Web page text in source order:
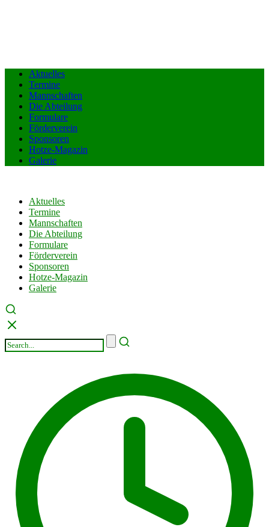
Aktuelles
Termine
Mannschaften
Die Abteilung
Formulare
Förderverein
Sponsoren
Hotze-Magazin
Galerie
Aktuelles
Termine
Mannschaften
Die Abteilung
Formulare
Förderverein
Sponsoren
Hotze-Magazin
Galerie